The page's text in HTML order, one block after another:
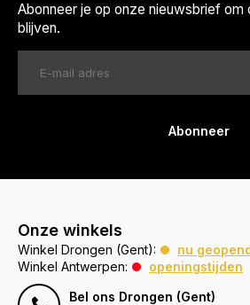
Abonneer je op onze nieuwsbrief om
blijven.
Abonneer
Onze winkels
Winkel Drongen (Gent):
nu
Winkel Antwerpen:
openingstijden
Bel ons Drongen (Gent)